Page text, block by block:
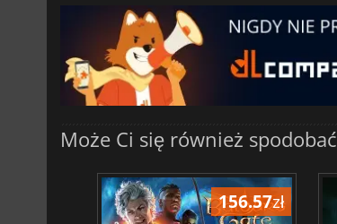
Może Ci się również spodobać
156.57zł